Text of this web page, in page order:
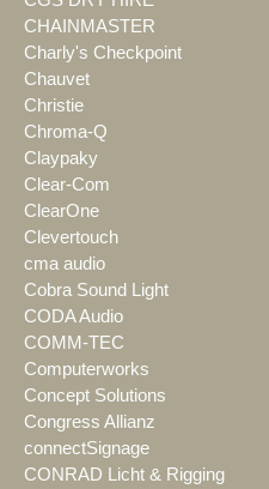
CHAINMASTER
Charly's Checkpoint
Chauvet
Christie
Chroma-Q
Claypaky
Clear-Com
ClearOne
Clevertouch
cma audio
Cobra Sound Light
CODA Audio
COMM-TEC
Computerworks
Concept Solutions
Congress Allianz
connectSignage
CONRAD Licht & Rigging